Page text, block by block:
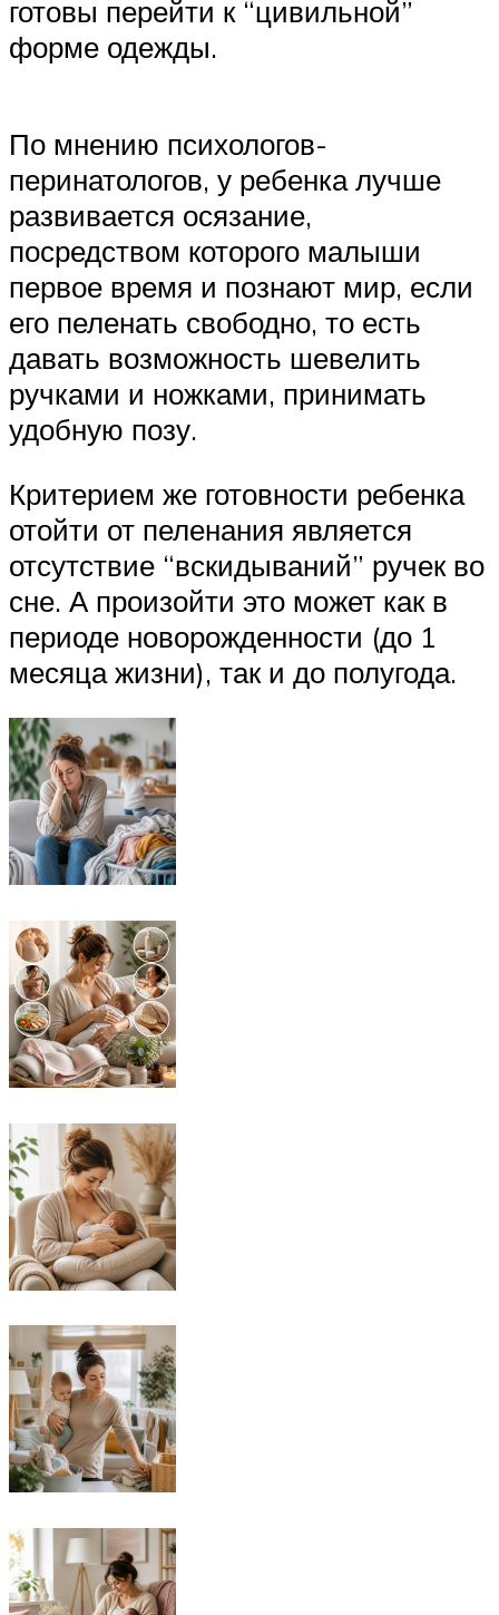
готовы перейти к “цивильной”
форме одежды.
По мнению психологов-
перинатологов, у ребенка лучше
развивается осязание,
посредством которого малыши
первое время и познают мир, если
его пеленать свободно, то есть
давать возможность шевелить
ручками и ножками, принимать
удобную позу.
Критерием же готовности ребенка
отойти от пеленания является
отсутствие “вскидываний” ручек во
сне. А произойти это может как в
периоде новорожденности (до 1
месяца жизни), так и до полугода.